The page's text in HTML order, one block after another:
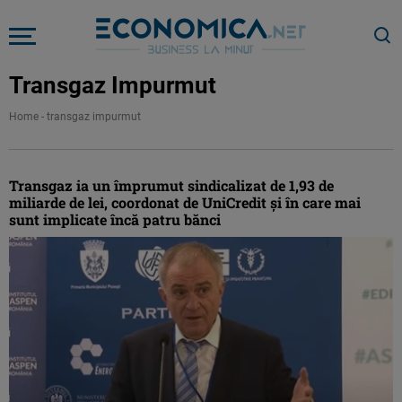
Transgaz Impurmut
Home - transgaz impurmut
Transgaz ia un împrumut sindicalizat de 1,93 de
miliarde de lei, coordonat de UniCredit și în care mai
sunt implicate încă patru bănci